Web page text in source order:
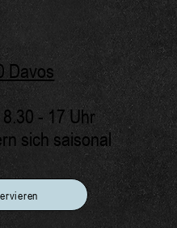
Davos
- 17 Uhr
sich saisonal